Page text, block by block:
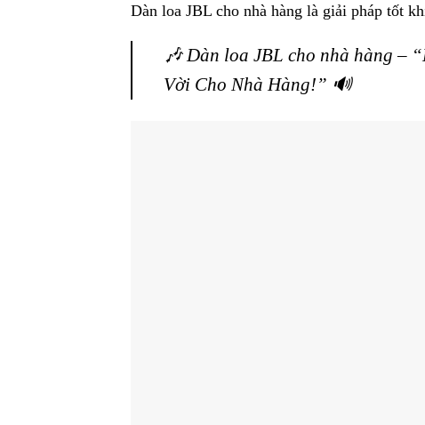
Dàn loa JBL cho nhà hàng là giải pháp tốt
🎶 Dàn loa JBL cho nhà hàng –
Vời Cho Nhà Hàng!” 🔊